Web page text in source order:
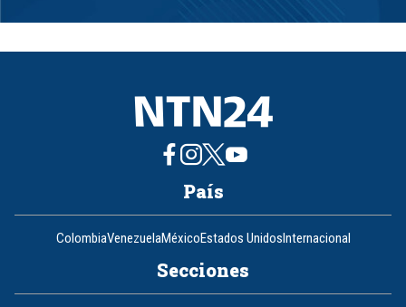
8
País
ColombiaVenezuelaMéxicoEstados UnidosInternacional
Secciones